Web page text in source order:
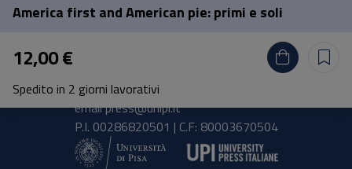
America first and American pie: primi e soli
12,00 €
Spedito in 2 giorni lavorativi
Pisa University Press
Lungarno Pacinotti 43/44 56126 Pisa
tel.+39 050 2212056
emailpress@unipi.it
P.I. 00286820501 | C.F: 80003670504